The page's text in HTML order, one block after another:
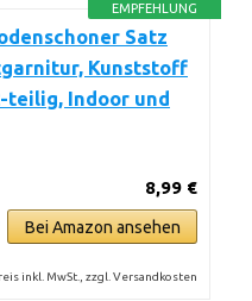
EMPFEHLUNG
Satz
Kunststoff
teilig, Indoor und
8,99 €
Bei Amazon ansehen
inkl. MwSt., zzgl. Versandkosten